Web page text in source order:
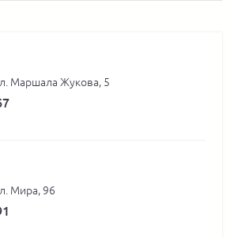
Маршала Жукова, 5
Мира, 96